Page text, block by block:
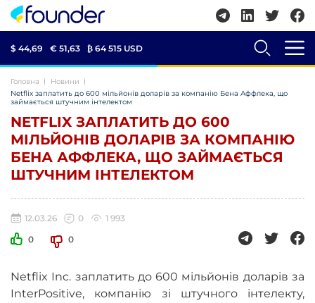
$ 44,69 € 51,63 ₿ 64 515 USD
Головна
Новини
Netflix заплатить до 600 мільйонів доларів за компанію Бена Аффлека, що
займається штучним інтелектом
NETFLIX ЗАПЛАТИТЬ ДО 600
МІЛЬЙОНІВ ДОЛАРІВ ЗА КОМПАНІЮ
БЕНА АФФЛЕКА, ЩО ЗАЙМАЄТЬСЯ
ШТУЧНИМ ІНТЕЛЕКТОМ
12.03.26 0
1 993
0
0
Netflix Inc. заплатить до 600 мільйонів доларів за
InterPositive, компанію зі штучного інтелекту,